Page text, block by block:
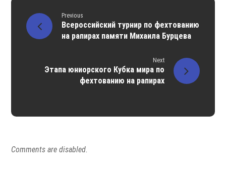
Previous
Всероссийский турнир по фехтованию
на рапирах памяти Михаила Бурцева
Next
Этапа юниорского Кубка мира по
фехтованию на рапирах
Comments are disabled.